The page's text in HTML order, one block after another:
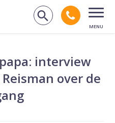
Zoek op
Bel
interview
over de